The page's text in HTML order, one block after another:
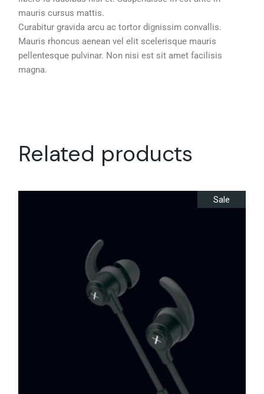
mauris cursus mattis.
Curabitur gravida arcu ac tortor dignissim convallis.
Mauris rhoncus aenean vel elit scelerisque mauris
pellentesque pulvinar. Non nisi est sit amet facilisis
magna.
Related products
Sale